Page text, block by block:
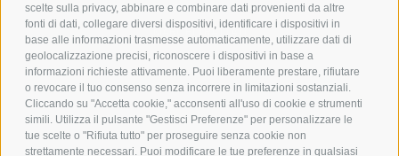
scelte sulla privacy, abbinare e combinare dati provenienti da altre
fonti di dati, collegare diversi dispositivi, identificare i dispositivi in
base alle informazioni trasmesse automaticamente, utilizzare dati di
geolocalizzazione precisi, riconoscere i dispositivi in base a
informazioni richieste attivamente. Puoi liberamente prestare, rifiutare
o revocare il tuo consenso senza incorrere in limitazioni sostanziali.
Cliccando su "Accetta cookie," acconsenti all'uso di cookie e strumenti
simili. Utilizza il pulsante "Gestisci Preferenze" per personalizzare le
tue scelte o "Rifiuta tutto" per proseguire senza cookie non
strettamente necessari. Puoi modificare le tue preferenze in qualsiasi
CHI SIAMO
MARCHI TRATTATI
CONDOMINI
Bonifico